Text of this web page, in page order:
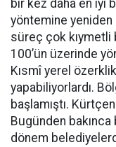
bir kez daha en iyi
yöntemine yeniden
süreç çok kıymetli
100’ün üzerinde
Kısmî yerel
yapabiliyorlardı.
başlamıştı.
Bugünden
dönem